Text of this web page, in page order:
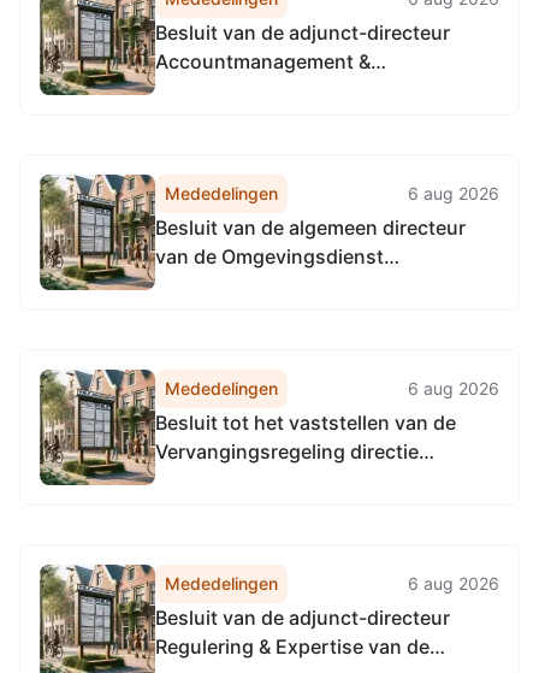
Besluit van de adjunct-directeur
Accountmanagement &
2026, tot het vaststellen van de
Vervangingsregeling directie
Accountmanagement &
Bedrijfsvoering Omgevingsdienst...
Mededelingen 6 aug 2026
Besluit van de algemeen directeur
van de Omgevingsdienst
directeur Omgevingsdienst
Noordzeekanaalgebied
Mededelingen 6 aug 2026
Besluit tot het vaststellen van de
Vervangingsregeling directie
Mededelingen 6 aug 2026
Besluit van de adjunct-directeur
Regulering & Expertise van de